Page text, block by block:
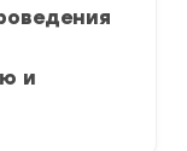
и